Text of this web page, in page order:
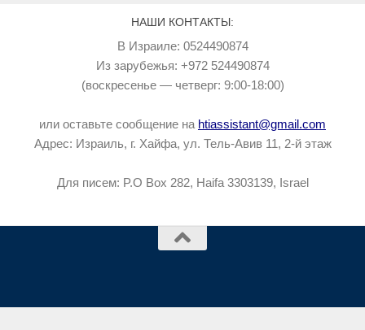
НАШИ КОНТАКТЫ:
В Израиле: 0524490874
Из зарубежья: +972 524490874
(воскресенье — четверг: 9:00-18:00)
или оставьте сообщение на htiassistant@gmail.com
Адрес: Израиль, г. Хайфа, ул. Тель-Авив 11, 2-й этаж
Для писем: P.O Box 282, Haifa 3303139, Israel